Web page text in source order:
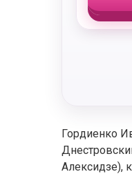
Гордиенко
Алексидзе),